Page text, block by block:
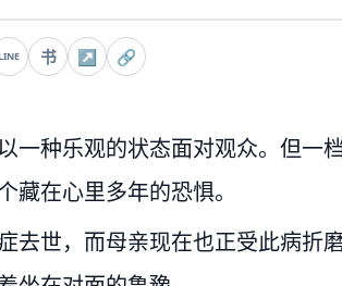
书 ↗ 🔗
一种乐观的状态面对观众。但一
藏在心里多年的恐惧。
去世，而母亲现在也正受此病折